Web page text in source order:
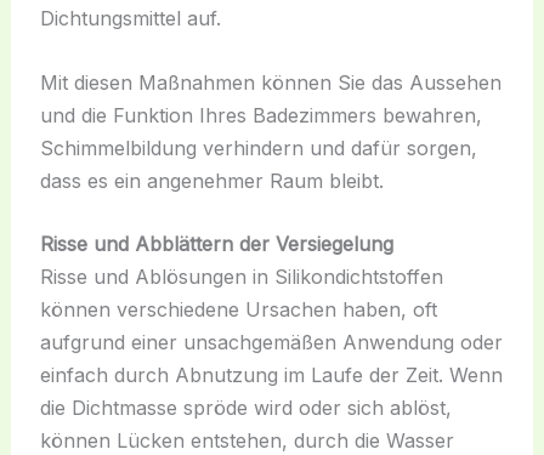
Dichtungsmittel auf.
Mit diesen Maßnahmen können Sie das Aussehen
und die Funktion Ihres Badezimmers bewahren,
Schimmelbildung verhindern und dafür sorgen,
dass es ein angenehmer Raum bleibt.
Risse und Abblättern der Versiegelung
Risse und Ablösungen in Silikondichtstoffen
können verschiedene Ursachen haben, oft
aufgrund einer unsachgemäßen Anwendung oder
einfach durch Abnutzung im Laufe der Zeit. Wenn
die Dichtmasse spröde wird oder sich ablöst,
können Lücken entstehen, durch die Wasser